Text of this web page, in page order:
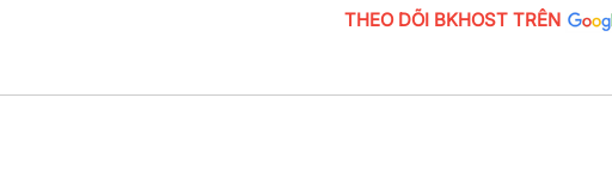
THEO DÕI BKHOST TRÊN